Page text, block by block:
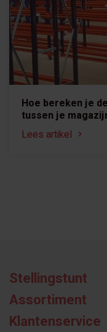
Hoe bereken je
tussen je
Lees artikel
Stellingstunt
Assortiment
Klantenservice